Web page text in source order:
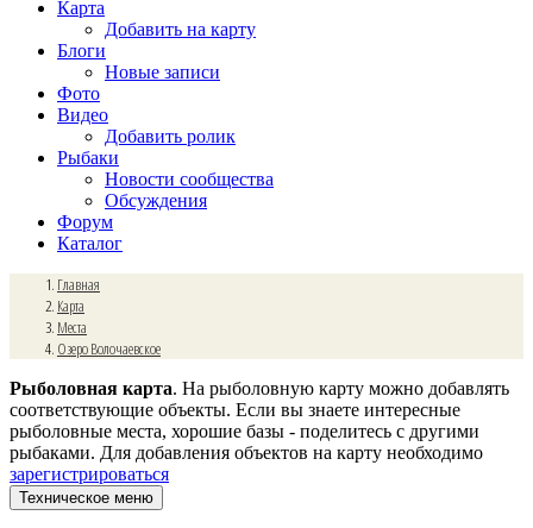
Карта
Добавить на карту
Блоги
Новые записи
Фото
Видео
Добавить ролик
Рыбаки
Новости сообщества
Обсуждения
Форум
Каталог
Главная
Карта
Места
Озеро Волочаевское
Рыболовная карта. На рыболовную карту можно добавлять
соответствующие объекты. Если вы знаете интересные
рыболовные места, хорошие базы - поделитесь с другими
рыбаками. Для добавления объектов на карту необходимо
зарегистрироваться
Техническое меню